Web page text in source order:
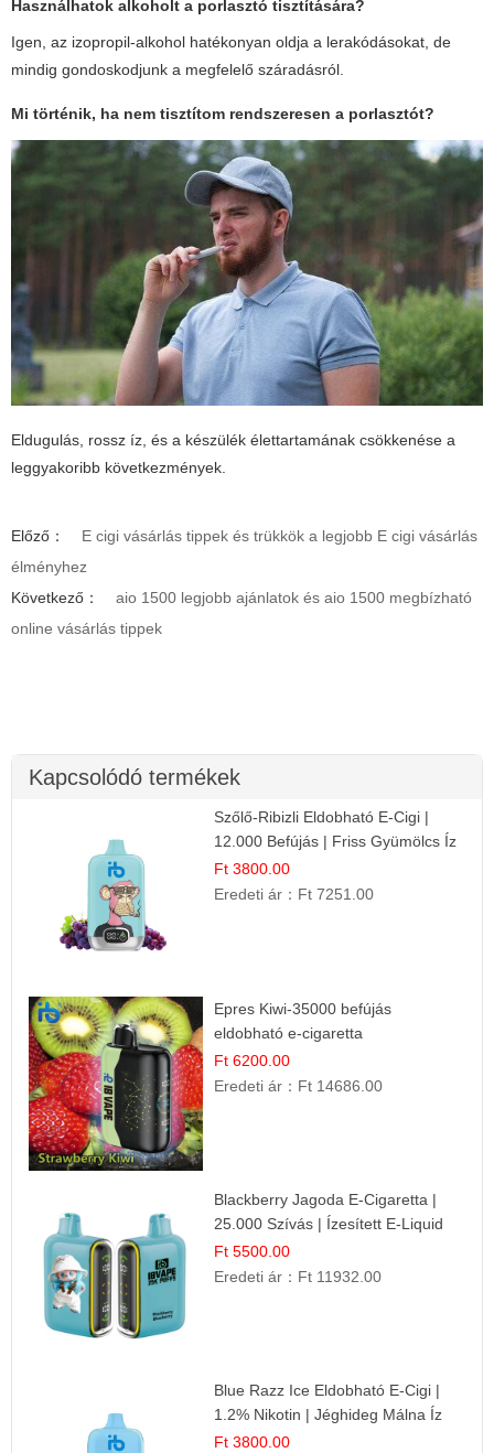
Használhatok alkoholt a porlasztó tisztítására?
Igen, az izopropil-alkohol hatékonyan oldja a lerakódásokat, de
mindig gondoskodjunk a megfelelő száradásról.
Mi történik, ha nem tisztítom rendszeresen a porlasztót?
Eldugulás, rossz íz, és a készülék élettartamának csökkenése a
leggyakoribb következmények.
Előző：
E cigi vásárlás tippek és trükkök a legjobb E cigi vásárlás
élményhez
Következő：
aio 1500 legjobb ajánlatok és aio 1500 megbízható
online vásárlás tippek
Kapcsolódó termékek
Szőlő-Ribizli Eldobható E-Cigi |
12.000 Befújás | Friss Gyümölcs Íz
Ft 3800.00
Eredeti ár： Ft 7251.00
Epres Kiwi-35000 befújás
eldobható e-cigaretta
Ft 6200.00
Eredeti ár： Ft 14686.00
Blackberry Jagoda E-Cigaretta |
25.000 Szívás | Ízesített E-Liquid
Ft 5500.00
Eredeti ár： Ft 11932.00
Blue Razz Ice Eldobható E-Cigi |
1.2% Nikotin | Jéghideg Málna Íz
Ft 3800.00